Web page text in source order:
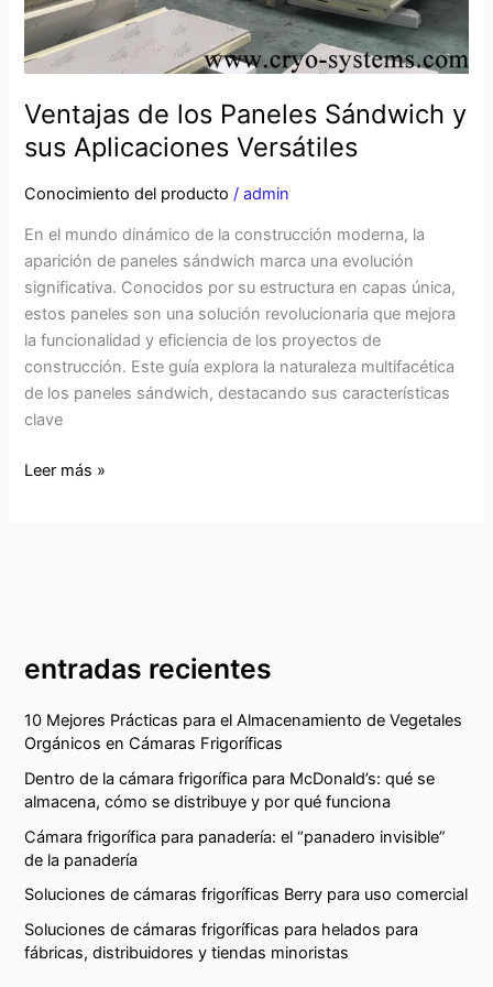
Ventajas de los Paneles Sándwich y
sus Aplicaciones Versátiles
Conocimiento del producto /admin
En el mundo dinámico de la construcción moderna, la
aparición de paneles sándwich marca una evolución
significativa. Conocidos por su estructura en capas única,
estos paneles son una solución revolucionaria que mejora
la funcionalidad y eficiencia de los proyectos de
construcción. Este guía explora la naturaleza multifacética
de los paneles sándwich, destacando sus características
clave
Leer más »
entradas recientes
10 Mejores Prácticas para el Almacenamiento de Vegetales
Orgánicos en Cámaras Frigoríficas
Dentro de la cámara frigorífica para McDonald’s: qué se
almacena, cómo se distribuye y por qué funciona
Cámara frigorífica para panadería: el “panadero invisible”
de la panadería
Soluciones de cámaras frigoríficas Berry para uso comercial
Soluciones de cámaras frigoríficas para helados para
fábricas, distribuidores y tiendas minoristas